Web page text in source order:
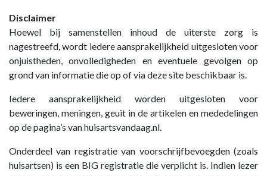
Disclaimer
Hoewel bij samenstellen inhoud de uiterste zorg is
nagestreefd, wordt iedere aansprakelijkheid uitgesloten voor
onjuistheden, onvolledigheden en eventuele gevolgen op
grond van informatie die op of via deze site beschikbaar is.
Iedere aansprakelijkheid worden uitgesloten voor
beweringen, meningen, geuit in de artikelen en mededelingen
op de pagina’s van huisartsvandaag.nl.
Onderdeel van registratie van voorschrijfbevoegden (zoals
huisartsen) is een BIG registratie die verplicht is. Indien lezer